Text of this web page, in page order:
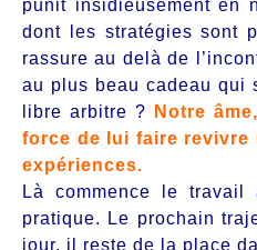
punit insidieusement en
dont les stratégies sont
rassure au delà de
au plus beau cadeau qui
libre arbitre ?
Notre
force de lui faire revivre
expériences.
Là commence le travail
pratique. Le prochain
jour, il reste de la place